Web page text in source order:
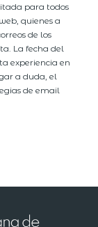
para todos
quienes a
de los
La fecha del
experiencia en
a duda, el
de email